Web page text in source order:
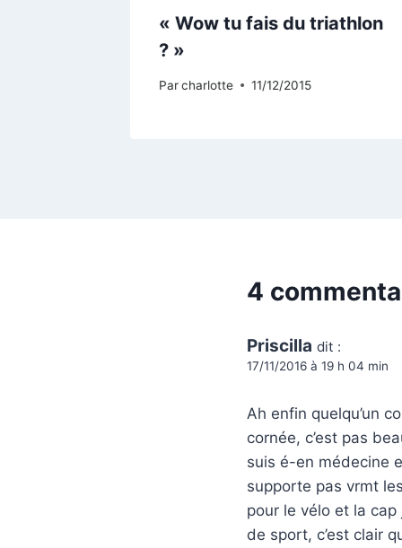
« Wow tu fais du triathlon
? »
Parcharlotte 11/12/2015
4
Priscilla dit :
17/11/2016 à 19 h 04 min
Ah enfin quelqu’un
cornée, c’est pas
suis é-en médecine
supporte pas vrmt
pour le vélo et la
de sport, c’est clair